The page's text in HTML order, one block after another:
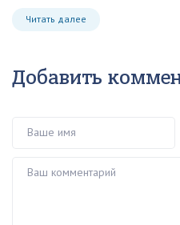
Читать далее
Добавить